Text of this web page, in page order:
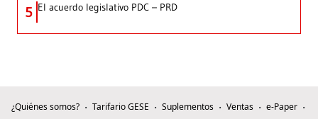
5 El acuerdo legislativo PDC – PRD
¿Quiénes somos? Tarifario GESE Suplementos Ventas
e-Paper